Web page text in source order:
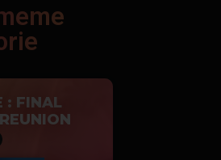
: FINAL